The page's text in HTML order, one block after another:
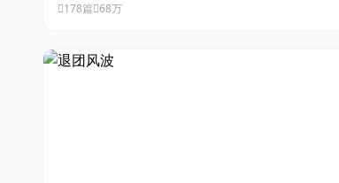
178篇 68万